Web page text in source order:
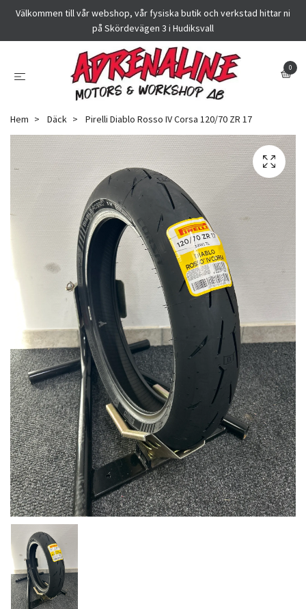
Välkommen till vår webshop, vår fysiska butik och verkstad hittar ni
på Skördevägen 3 i Hudiksvall
0
Hem Däck Pirelli Diablo Rosso IV Corsa 120/70 ZR 17